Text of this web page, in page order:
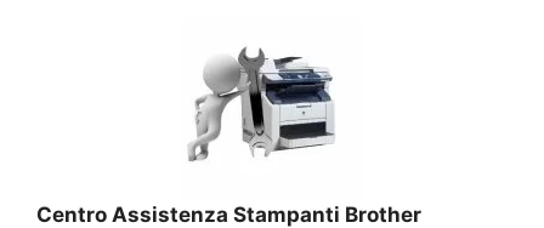
Centro Assistenza Stampanti Brother